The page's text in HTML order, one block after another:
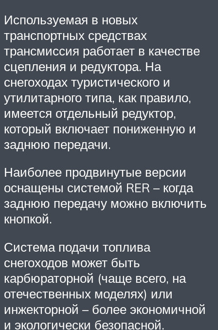
Используемая в новых
транспортных средствах
трансмиссия работает в качестве
сцепления и редуктора. На
снегоходах туристического и
утилитарного типа, как правило,
имеется отдельный редуктор,
который включает пониженную и
заднюю передачи.
Наиболее продвинутые версии
оснащены системой RER – когда
заднюю передачу можно включить
кнопкой.
Система подачи топлива
снегоходов может быть
карбюраторной (чаще всего, на
отечественных моделях) или
инжекторной – более экономичной
и экологически безопасной.